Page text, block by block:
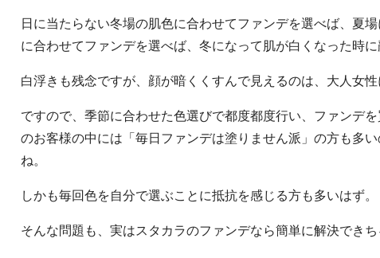
日に当たらない冬場の肌色に合わせてファンデを選べば、夏
に合わせてファンデを選べば、冬になって肌が白くなった時
白浮きも残念ですが、顔が暗くくすんで見えるのは、大人女
ですので、季節に合わせた色選びで都度都度行い、ファンデ
のお客様の中には「毎日ファンデは塗りません派」の方も多
ね。
しかも毎回色を自分で選ぶことに抵抗を感じる方も多いはず。
そんな問題も、実はスタカラのファンデなら簡単に解決できち